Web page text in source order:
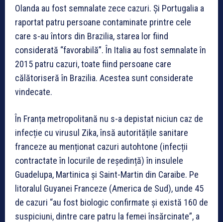
Olanda au fost semnalate zece cazuri. Și Portugalia a
raportat patru persoane contaminate printre cele
care s-au întors din Brazilia, starea lor fiind
considerată “favorabilă”. În Italia au fost semnalate în
2015 patru cazuri, toate fiind persoane care
călătoriseră în Brazilia. Acestea sunt considerate
vindecate.
În Franța metropolitană nu s-a depistat niciun caz de
infecție cu virusul Zika, însă autoritățile sanitare
franceze au menționat cazuri autohtone (infecții
contractate în locurile de reședință) în insulele
Guadelupa, Martinica și Saint-Martin din Caraibe. Pe
litoralul Guyanei Franceze (America de Sud), unde 45
de cazuri “au fost biologic confirmate și există 160 de
suspiciuni, dintre care patru la femei însărcinate”, a